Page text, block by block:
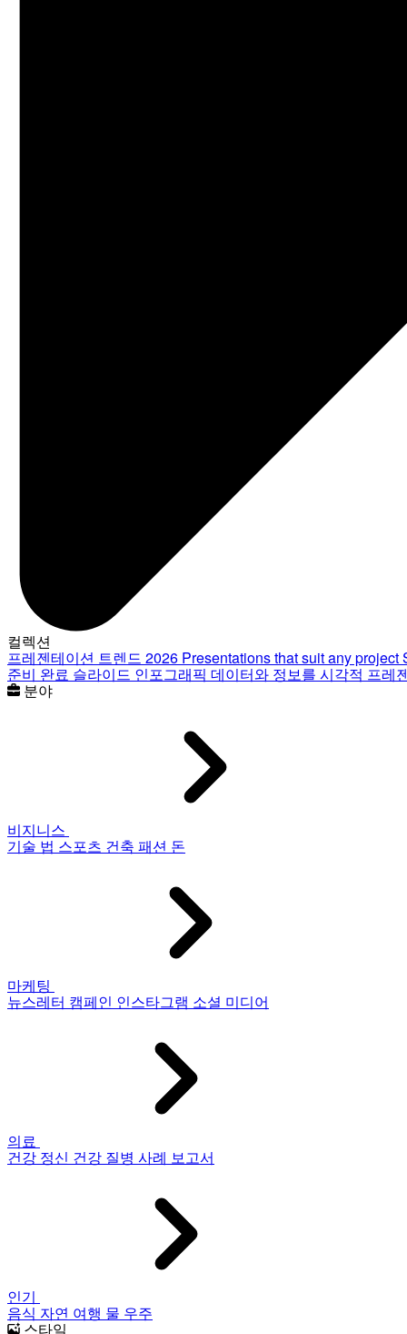
컬렉션
프레젠테이션 트렌드 2026 Presentations that suit any project
준비 완료 슬라이드 인포그래픽 데이터와 정보를 시각적 프레
분야
비지니스
기술 법 스포츠 건축 패션 돈
마케팅
뉴스레터 캠페인 인스타그램 소셜 미디어
의료
건강 정신 건강 질병 사례 보고서
인기
음식 자연 여행 물 우주
스타일